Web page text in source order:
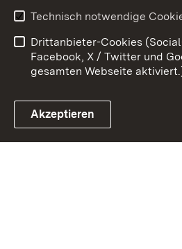
Link zum Landesportal
Barrierefreiheit
Impressum
Technisch notwendige
Drittanbieter-Cookies
Facebook, X / Twitter und
gesamten Webseite
Akzeptieren